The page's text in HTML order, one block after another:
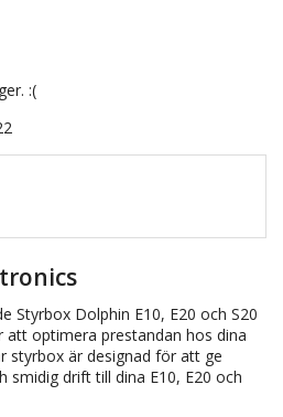
:(
Styrbox Dolphin E10, E20 och S20
optimera prestandan hos dina
styrbox är designad för att ge
drift till dina E10, E20 och